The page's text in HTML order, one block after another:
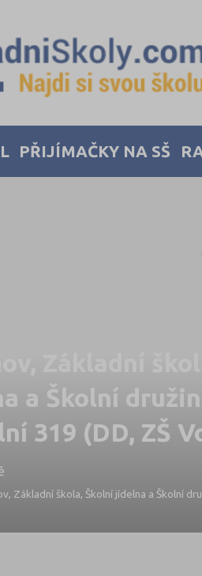
PŘIJÍMAČKY NA SŠ
a Školní
319 (DD, ZŠ
Základní škola, Školní jídelna a Školní